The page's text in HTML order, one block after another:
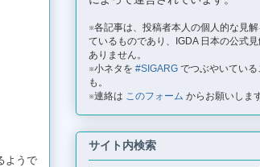
ようで
※各記事は、投稿者本人の個人的な見
ているものであり、IGDA 日本の公式見
ありません。
※小ネタを #SIGARG でつぶやいている
も。
※連絡は このフォーム からお願いしま
サイト内検索